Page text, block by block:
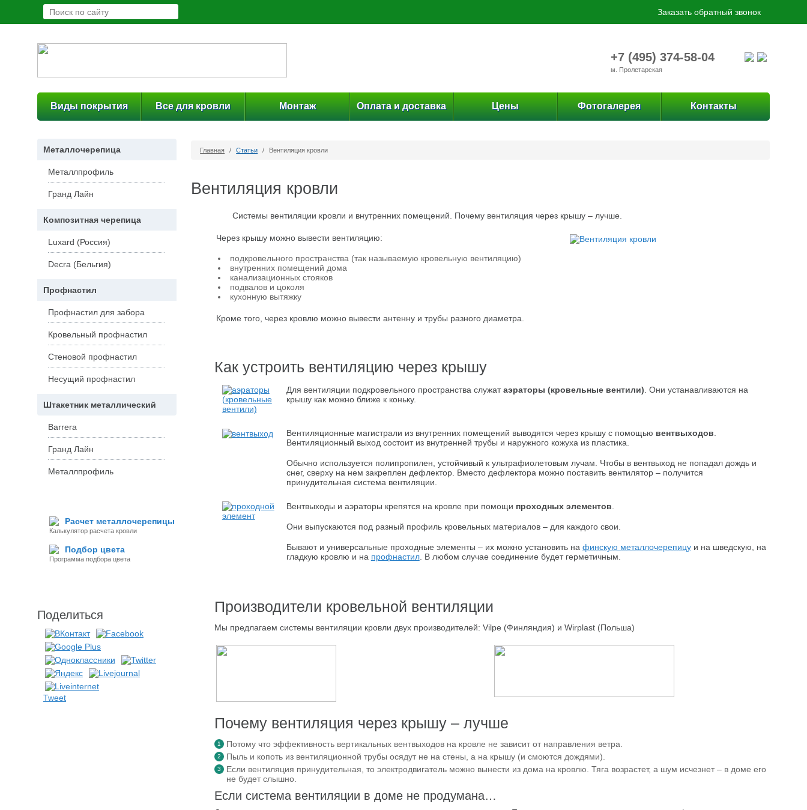
Заказать обратный звонок
+7 (495) 374-58-04
м. Пролетарская
Виды покрытия Все для кровли Монтаж Оплата и доставка Цены Фотогалерея Контакты
Металлочерепица
Металлпрофиль
Гранд Лайн
Композитная черепица
Luxard (Россия)
Decra (Бельгия)
Профнастил
Профнастил для забора
Кровельный профнастил
Стеновой профнастил
Несущий профнастил
Штакетник металлический
Barrera
Гранд Лайн
Металлпрофиль
Расчет металлочерепицы
Калькулятор расчета кровли
Подбор цвета
Программа подбора цвета
Поделиться
Tweet
Главная / Статьи / Вентиляция кровли
Вентиляция кровли
Системы вентиляции кровли и внутренних помещений. Почему вентиляция через крышу – лучше.
Через крышу можно вывести вентиляцию:
подкровельного пространства (так называемую кровельную вентиляцию)
внутренних помещений дома
канализационных стояков
подвалов и цоколя
кухонную вытяжку
Кроме того, через кровлю можно вывести антенну и трубы разного диаметра.
Как устроить вентиляцию через крышу
Для вентиляции подкровельного пространства служатаэраторы (кровельные вентили) . Они устанавливаются на
крышу как можно ближе к коньку.
Вентиляционные магистрали из внутренних помещений выводятся через крышу с помощью вентвыходов
Вентиляционный выход состоит из внутренней трубы и наружного кожуха из пластика.
Обычно используется полипропилен, устойчивый к ультрафиолетовым лучам. Чтобы в вентвыход не попадал дождь и
снег, сверху на нем закреплен дефлектор. Вместо дефлектора можно поставить вентилятор – получится
принудительная система вентиляции.
Вентвыходы и аэраторы крепятся на кровле при помощи проходных элементов
Они выпускаются под разный профиль кровельных материалов – для каждого свои.
Бывают и универсальные проходные элементы – их можно установить на финскую металлочерепицуи на шведскую, на
гладкую кровлю и на профнастил. В любом случае соединение будет герметичным.
Производители кровельной вентиляции
Мы предлагаем системы вентиляции кровли двух производителей: Vilpe (Финляндия) и Wirplast (Польша)
Почему вентиляция через крышу – лучше
Потому что эффективность вертикальных вентвыходов на кровле не зависит от направления ветра.
Пыль и копоть из вентиляционной трубы осядут не на стены, а на крышу (и смоются дождями).
Если вентиляция принудительная, то электродвигатель можно вынести из дома на кровлю. Тяга возрастет, а шум исчезнет – в доме его
не будет слышно.
Если система вентиляции в доме не продумана…